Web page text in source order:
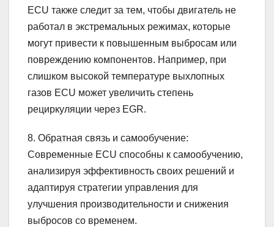
ECU также следит за тем, чтобы двигатель не
работал в экстремальных режимах, которые
могут привести к повышенным выбросам или
повреждению компонентов. Например, при
слишком высокой температуре выхлопных
газов ECU может увеличить степень
рециркуляции через EGR.
8. Обратная связь и самообучение:
Современные ECU способны к самообучению,
анализируя эффективность своих решений и
адаптируя стратегии управления для
улучшения производительности и снижения
выбросов со временем.